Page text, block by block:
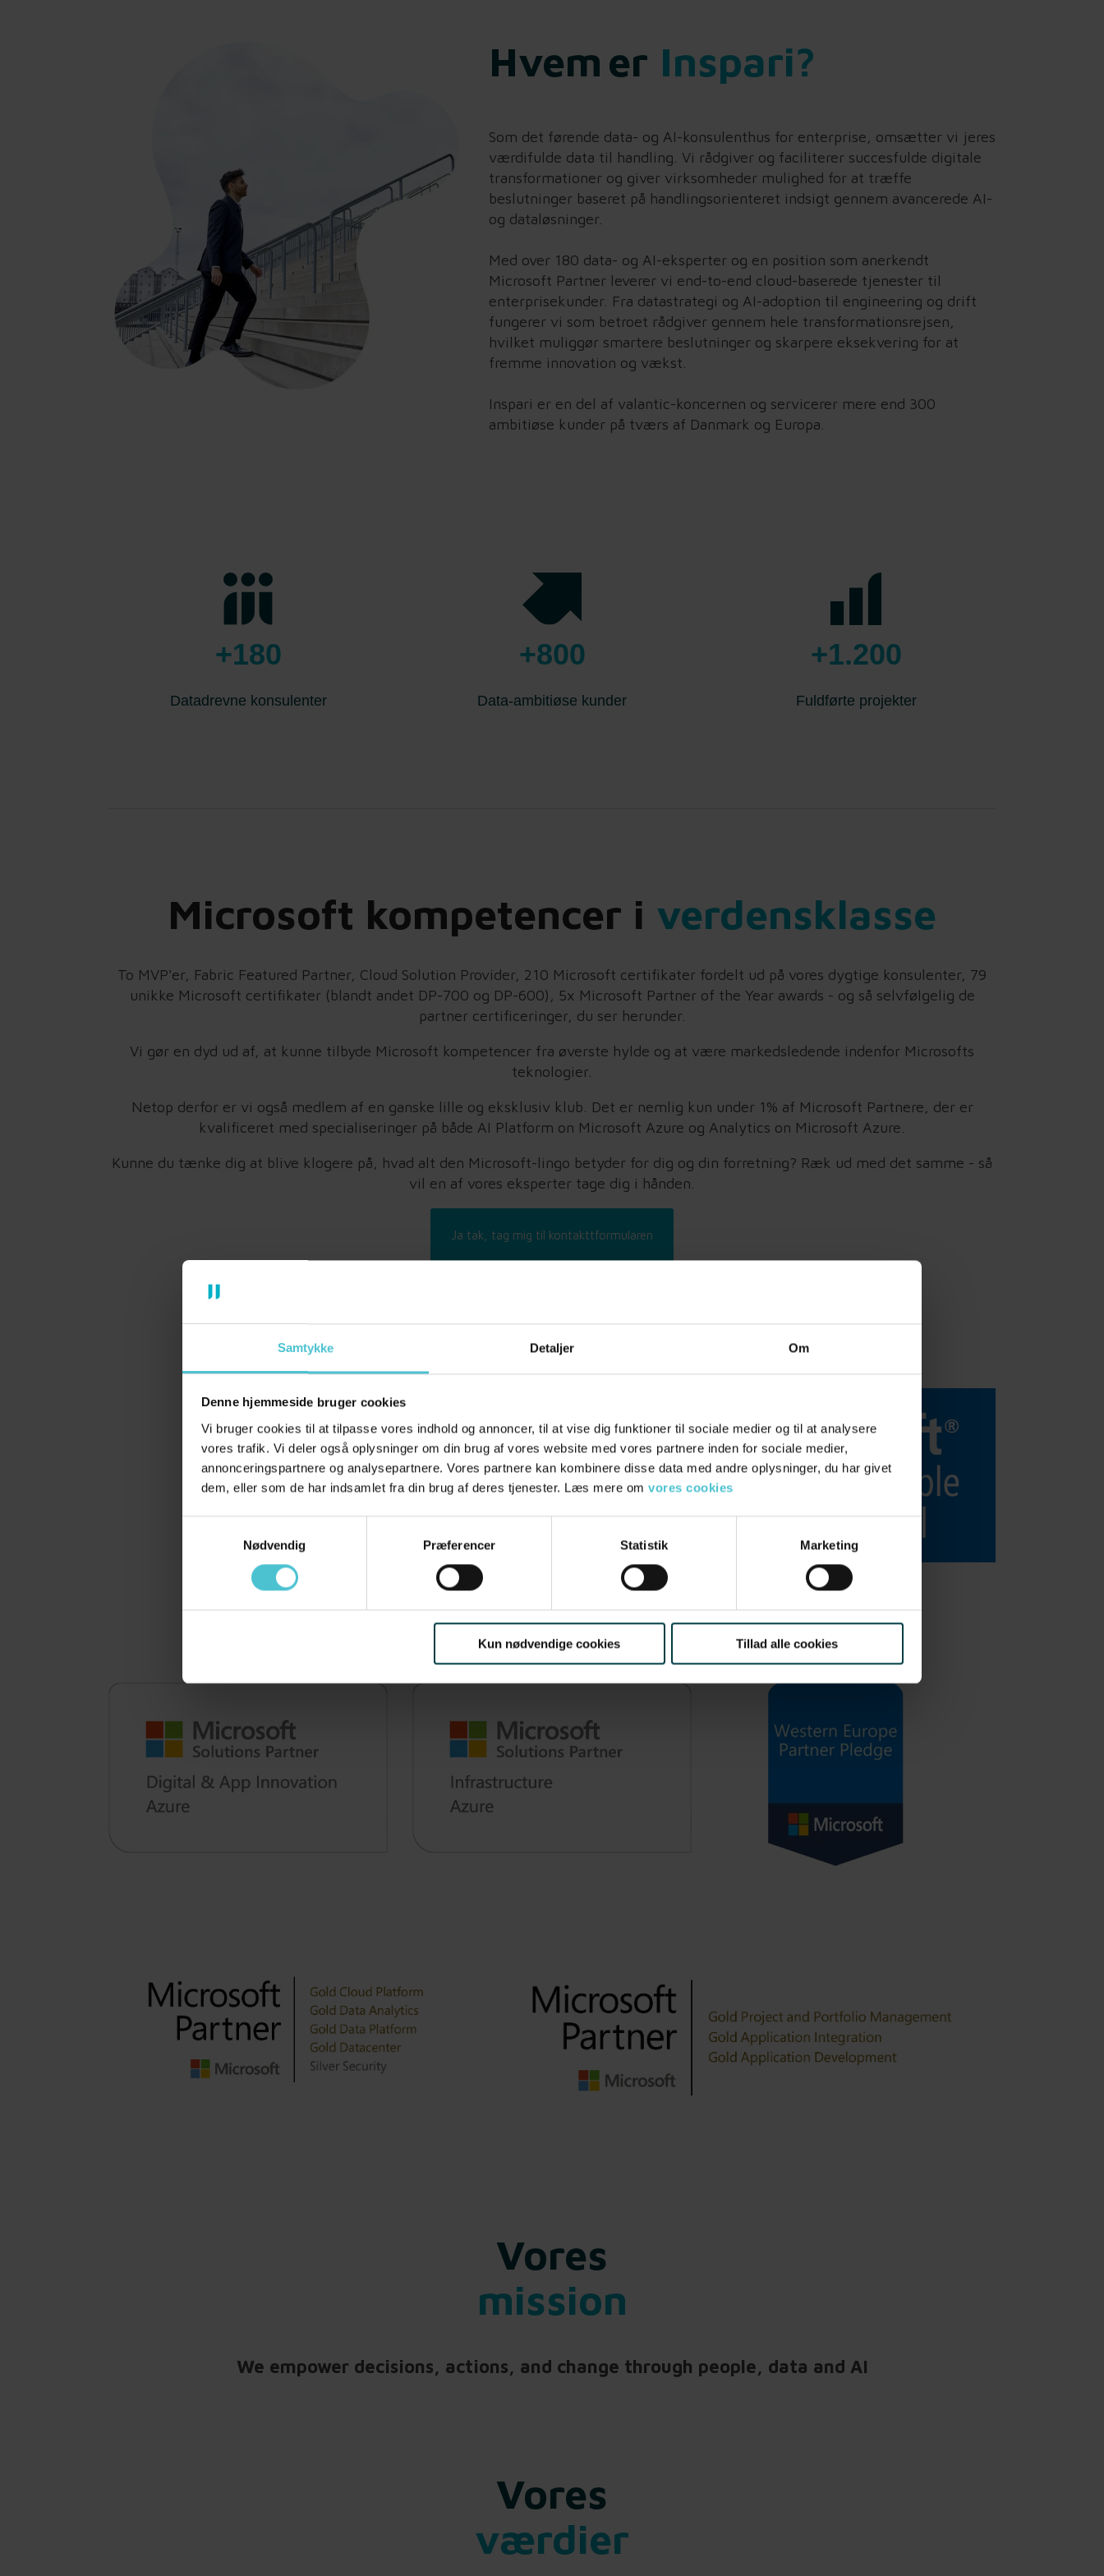
Samtykke Detaljer Om
Denne hjemmeside bruger cookies
Vi bruger cookies til at tilpasse vores indhold og annoncer, til at vise dig funktioner til sociale medier og til at analysere
vores trafik. Vi deler også oplysninger om din brug af vores website med vores partnere inden for sociale medier,
annonceringspartnere og analysepartnere. Vores partnere kan kombinere disse data med andre oplysninger, du har givet
dem, eller som de har indsamlet fra din brug af deres tjenester. Læs mere om vores cookies
Nødvendig
Præferencer Statistik Marketing
Kun nødvendige cookies Tillad alle cookies
Hvem er Inspari?
Som det førende data- og AI-konsulenthus for enterprise, omsætter vi jeres
værdifulde data til handling. Vi rådgiver og faciliterer succesfulde digitale
transformationer og giver virksomheder mulighed for at træffe
beslutninger baseret på handlingsorienteret indsigt gennem avancerede AI-
og dataløsninger.
Med over 180 data- og AI-eksperter og en position som anerkendt
Microsoft Partner leverer vi end-to-end cloud-baserede tjenester til
enterprisekunder. Fra datastrategi og AI-adoption til engineering og drift
fungerer vi som betroet rådgiver gennem hele transformationsrejsen,
hvilket muliggør smartere beslutninger og skarpere eksekvering for at
fremme innovation og vækst.
Inspari er en del af valantic-koncernen og servicerer mere end 300
ambitiøse kunder på tværs af Danmark og Europa.
+180
Datadrevne konsulenter
+800
Data-ambitiøse kunder
+1.200
Fuldførte projekter
Microsoft kompetencer i verdensklasse
To MVP'er, Fabric Featured Partner, Cloud Solution Provider, 210 Microsoft certifikater fordelt ud på vores dygtige konsulenter, 79
unikke Microsoft certifikater (blandt andet DP-700 og DP-600), 5x Microsoft Partner of the Year awards - og så selvfølgelig de
partner certificeringer, du ser herunder.
Vi gør en dyd ud af, at kunne tilbyde Microsoft kompetencer fra øverste hylde og at være markedsledende indenfor Microsofts
teknologier.
Netop derfor er vi også medlem af en ganske lille og eksklusiv klub. Det er nemlig kun under 1% af Microsoft Partnere, der er
kvalificeret med specialiseringer på både AI Platform on Microsoft Azure og Analytics on Microsoft Azure.
Kunne du tænke dig at blive klogere på, hvad alt den Microsoft-lingo betyder for dig og din forretning? Ræk ud med det samme - så
vil en af vores eksperter tage dig i hånden.
Ja tak, tag mig til kontakttformularen
Vores
mission
We empower decisions, actions, and change through people, data and AI
Vores
værdier